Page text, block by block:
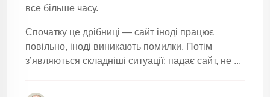
все більше часу.
Спочатку це дрібниці — сайт іноді працює
повільно, іноді виникають помилки. Потім
з’являються складніші ситуації: падає сайт, не ...